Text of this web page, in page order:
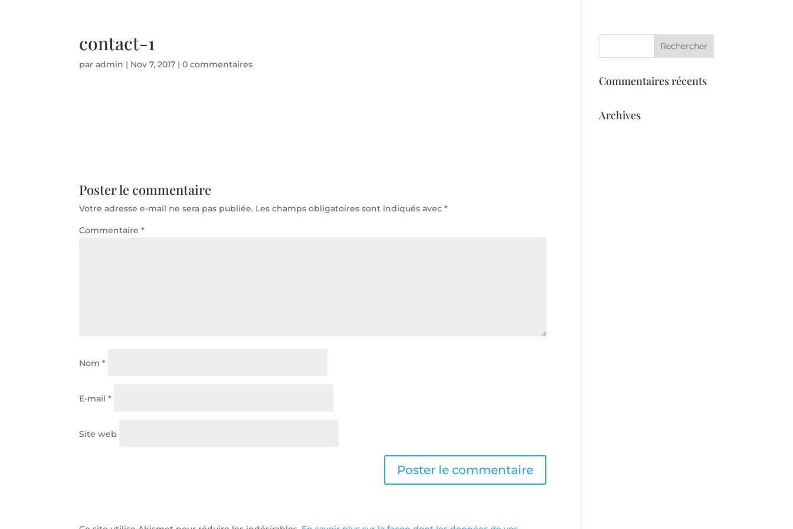
contact-1
paradmin | Nov 7, 2017 |0 commentaires
Poster le commentaire
Votre adresse e-mail ne sera pas publiée. Les champs obligatoires sont indiqués avec*
Commentaire*
Nom*
E-mail*
Site web
Commentaires récents
Archives